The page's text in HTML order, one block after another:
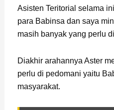
Asisten Teritorial selama
para Babinsa dan saya
masih banyak yang perlu
Diakhir arahannya Aster
perlu di pedomani yaitu
masyarakat.